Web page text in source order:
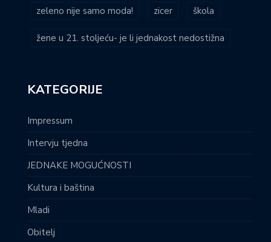
zeleno nije samo moda! zicer škola
žene u 21. stoljeću- je li jednakost nedostižna
KATEGORIJE
Impressum
Intervju tjedna
JEDNAKE MOGUĆNOSTI
Kultura i baština
Mladi
Obitelj